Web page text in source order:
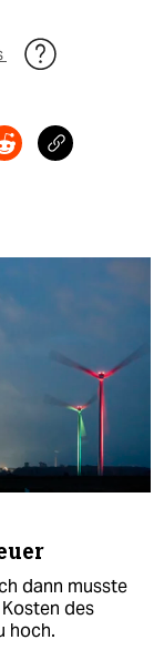
dann musste
des
hoch.